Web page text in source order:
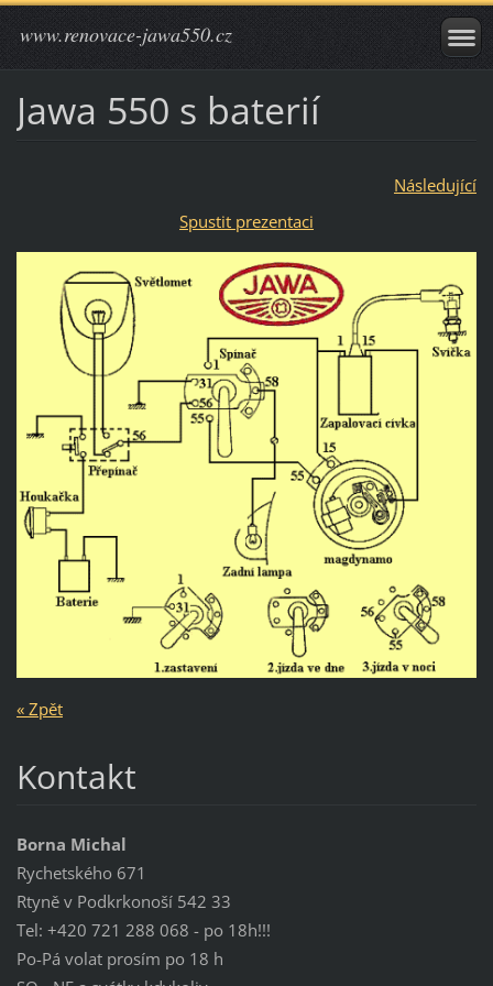
www.renovace-jawa550.cz
Jawa 550 s baterií
Následující
Spustit prezentaci
« Zpět
Kontakt
Borna Michal
Rychetského 671
Rtyně v Podkrkonoší 542 33
Tel: +420 721 288 068 - po 18h!!!
Po-Pá volat prosím po 18 h